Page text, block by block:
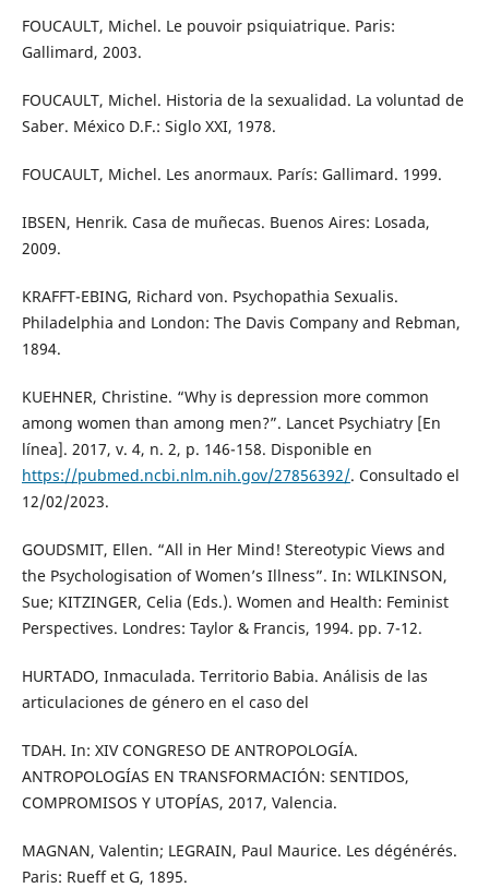
FOUCAULT, Michel. Le pouvoir psiquiatrique. Paris:
Gallimard, 2003.
FOUCAULT, Michel. Historia de la sexualidad. La voluntad de
Saber. México D.F.: Siglo XXI, 1978.
FOUCAULT, Michel. Les anormaux. París: Gallimard. 1999.
IBSEN, Henrik. Casa de muñecas. Buenos Aires: Losada,
2009.
KRAFFT-EBING, Richard von. Psychopathia Sexualis.
Philadelphia and London: The Davis Company and Rebman,
1894.
KUEHNER, Christine. “Why is depression more common
among women than among men?”. Lancet Psychiatry [En
línea]. 2017, v. 4, n. 2, p. 146-158. Disponible en
https://pubmed.ncbi.nlm.nih.gov/27856392/. Consultado el
12/02/2023.
GOUDSMIT, Ellen. “All in Her Mind! Stereotypic Views and
the Psychologisation of Women’s Illness”. In: WILKINSON,
Sue; KITZINGER, Celia (Eds.). Women and Health: Feminist
Perspectives. Londres: Taylor & Francis, 1994. pp. 7-12.
HURTADO, Inmaculada. Territorio Babia. Análisis de las
articulaciones de género en el caso del
TDAH. In: XIV CONGRESO DE ANTROPOLOGÍA.
ANTROPOLOGÍAS EN TRANSFORMACIÓN: SENTIDOS,
COMPROMISOS Y UTOPÍAS, 2017, Valencia.
MAGNAN, Valentin; LEGRAIN, Paul Maurice. Les dégénérés.
Paris: Rueff et G, 1895.